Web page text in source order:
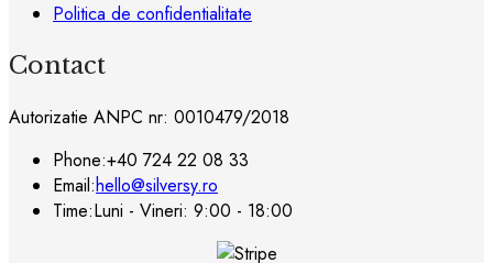
Politica de confidentialitate
Contact
Autorizatie ANPC nr: 0010479/2018
Phone:+40 724 22 08 33
Email:hello@silversy.ro
Time:Luni - Vineri: 9:00 - 18:00